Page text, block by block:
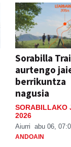
Sorabilla
aurtengo
berrikuntza
nagusia
SORABILLAKO
2026
Aiurri abu 06,
ANDOAIN